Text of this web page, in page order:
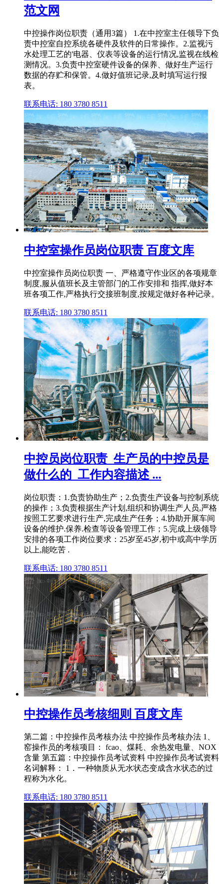
范文网
中控操作岗位职责（通用3篇） 1.在中控室主任领导下负
责中控室自控系统各硬件及软件的日常操作。2.监视污
水处理工艺的'电器、仪表等设备的运行情况,监视在线检
测情况。3.负责中控室硬件设备的保养、做好生产运行
数据的存贮和保管。4.做好值班记录,及时填写运行报
表。
联系电话: 180 3780 8511
中控室操作员岗位职责 百度文库
中控室操作员岗位职责 一、严格遵守作业区的各项规章
制度,服从值班长及主管部门的工作安排和 指挥,做好本
班各项工作,严格执行交接班制度,按规定做好各种记录。
联系电话: 180 3780 8511
中控员岗位职责_生产员的中控员是
做什么的_工作内容描述 ...
岗位职责：1.负责协助生产；2.负责生产设备与控制系统
的操作；3.负责根据生产计划,组织和协调生产人员,严格
按照工艺要求进行生产,完成生产任务；4.协助开展车间
设备的维护.保养.检查等设备管理工作；5.完成上级领导
安排的各项工作岗位要求：25岁至45岁,初中或高中学历
以上,能吃苦 .
联系电话: 180 3780 8511
中控操作员考核细则 百度文库
第二篇：中控操作员考核办法 中控操作员考核办法 1、
窑操作员的考核项目： fcao、煤耗、余热发电量、NOX
含量 第五篇：中控操作员考试资料 中控操作员考试资料
名词解释： 1．一种物质从无水状态变成含水状态的过
程称为水化。
联系电话: 180 3780 8511